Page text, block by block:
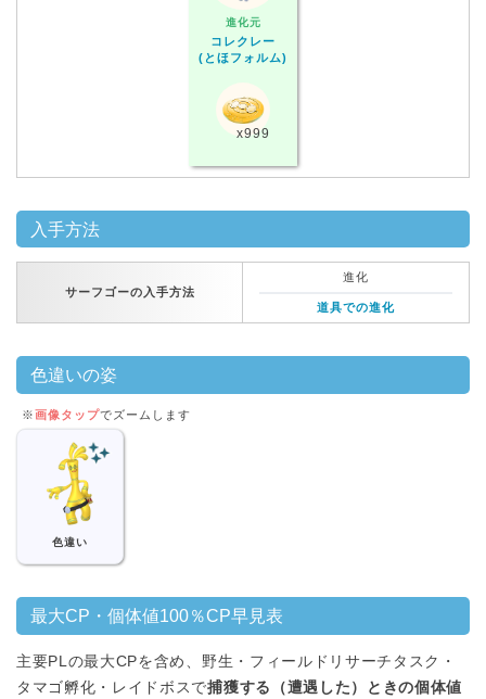
進化元
コレクレー
(とほフォルム)
x999
入手方法
サーフゴーの入手方法
進化
道具での進化
色違いの姿
※画像タップでズームします
色違い
最大CP・個体値100％CP早見表
主要PLの最大CPを含め、野生・フィールドリサーチタスク・
タマゴ孵化・レイドボスで捕獲する（遭遇した）ときの個体値